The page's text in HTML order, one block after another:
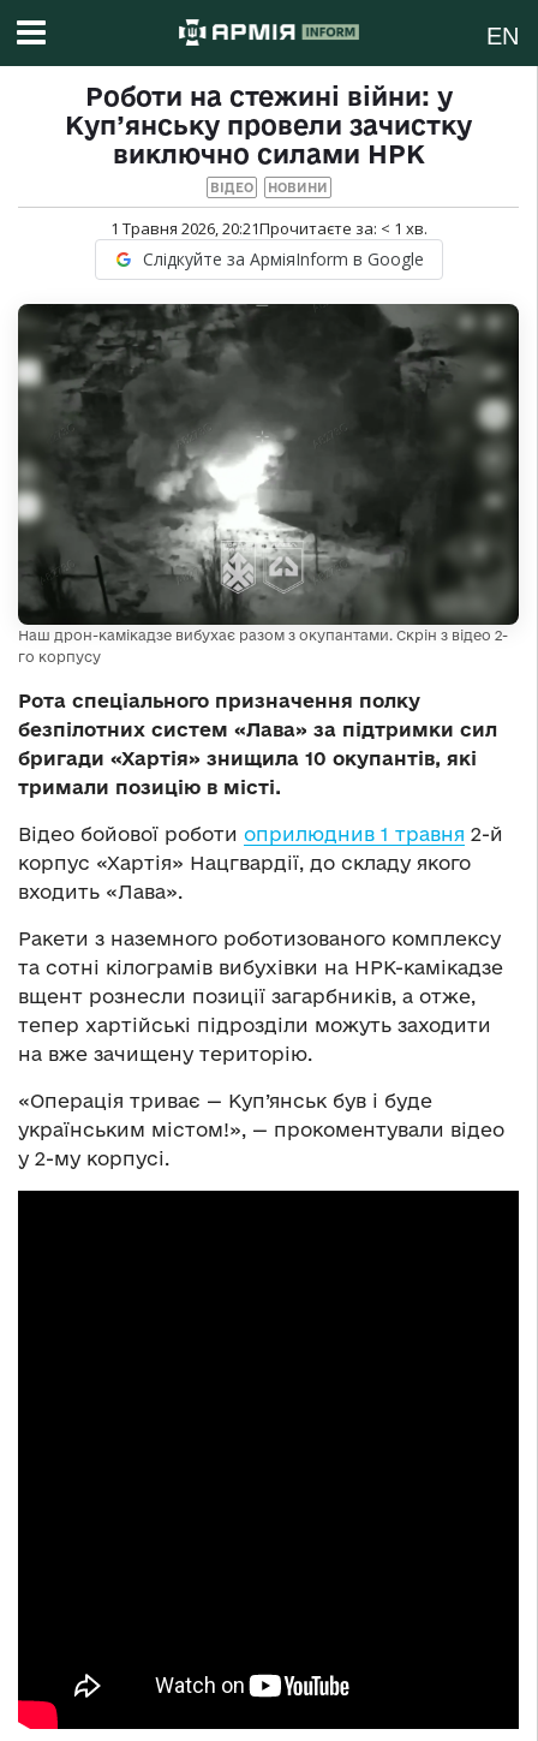
EN
Роботи на стежині війни: у
Куп’янську провели зачистку
виключно силами НРК
ВІДЕО НОВИНИ
1 Травня 2026, 20:21Прочитаєте за: < 1 хв.
Слідкуйте за АрміяInform в Google
Наш дрон-камікадзе вибухає разом з окупантами. Скрін з відео 2-
го корпусу
Рота спеціального призначення полку
безпілотних систем «Лава» за підтримки сил
бригади «Хартія» знищила 10 окупантів, які
тримали позицію в місті.
Відео бойової роботи оприлюднив 1 травня 2-й
корпус «Хартія» Нацгвардії, до складу якого
входить «Лава».
Ракети з наземного роботизованого комплексу
та сотні кілограмів вибухівки на НРК-камікадзе
вщент рознесли позиції загарбників, а отже,
тепер хартійські підрозділи можуть заходити
на вже зачищену територію.
«Операція триває — Куп’янськ був і буде
українським містом!», — прокоментували відео
у 2-му корпусі.